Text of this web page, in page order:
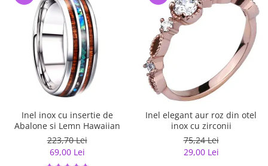
Inel inox cu insertie de
Abalone si Lemn Hawaiian
223,70 Lei
69,00 Lei
Inel elegant aur roz din otel
inox cu zirconii
75,24 Lei
29,00 Lei